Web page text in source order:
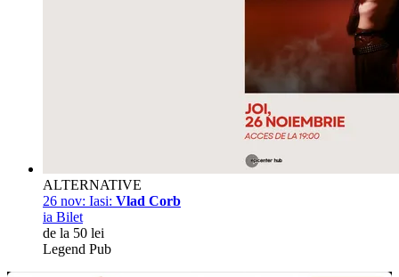
ALTERNATIVE
26 nov: Iasi: Vlad Corb
ia Bilet
de la 50 lei
Legend Pub